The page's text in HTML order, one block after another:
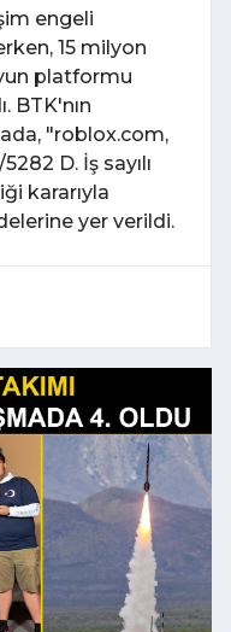
engeli
15 milyon
platformu
BTK'nın
"roblox.com,
D. İş sayılı
kararıyla
yer verildi.